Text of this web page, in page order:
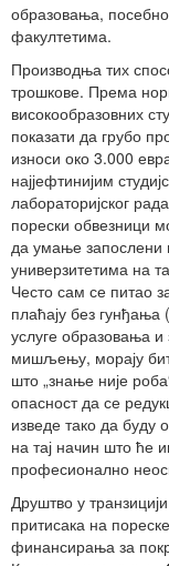
образовања,
факултетима.
Производња тих
трошкове. Према
високообразовних
показати да грубо
износи око 3.000
најјефтинијим
лабораторијског
порески обвезници
да умање запослени
универзитетима на
Често сам се питао
плаћају без
услуге образовања
мишљењу, морају
што „знање није
опасност да се
изведе тако да буду
на тај начин што ће
професионално
Друштво у
притисака на
финансирања за